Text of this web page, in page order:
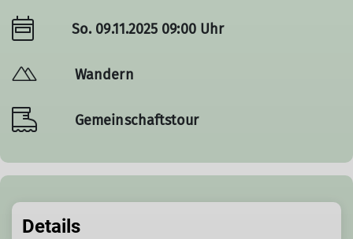
So. 09.11.2025 09:00 Uhr
Wandern
Gemeinschaftstour
Details